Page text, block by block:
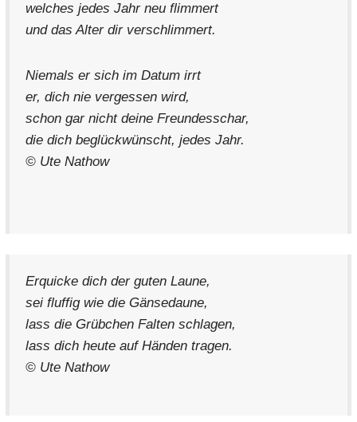
welches jedes Jahr neu flimmert
und das Alter dir verschlimmert.
Niemals er sich im Datum irrt
er, dich nie vergessen wird,
schon gar nicht deine Freundesschar,
die dich beglückwünscht, jedes Jahr.
© Ute Nathow
Erquicke dich der guten Laune,
sei fluffig wie die Gänsedaune,
lass die Grübchen Falten schlagen,
lass dich heute auf Händen tragen.
© Ute Nathow